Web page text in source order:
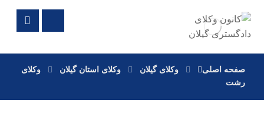
صفحه اصلی وکلای گیلان وکلای استان گیلان
وکلای
رشت